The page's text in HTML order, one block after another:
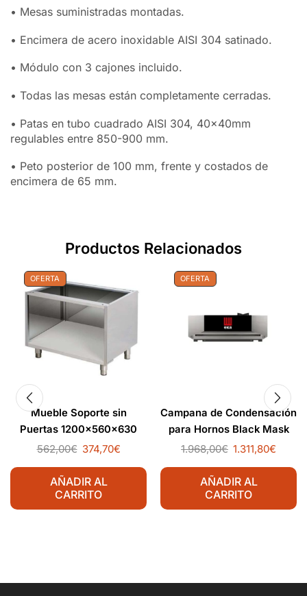
• Mesas suministradas montadas.
• Encimera de acero inoxidable AISI 304 satinado.
• Módulo con 3 cajones incluido.
• Todas las mesas están completamente cerradas.
• Patas en tubo cuadrado AISI 304, 40x40mm
regulables entre 850-900 mm.
• Peto posterior de 100 mm, frente y costados de
encimera de 65 mm.
Productos Relacionados
OFERTA
Mueble Soporte sin
Puertas 1200x560x630
mm
562,00€ 374,70€
AÑADIR AL
CARRITO
OFERTA
Campana de Condensación
para Hornos Black Mask
1.968,00€ 1.311,80€
AÑADIR AL
CARRITO